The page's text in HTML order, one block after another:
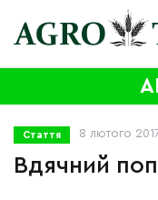
Стаття 8 лютого
Вдячний